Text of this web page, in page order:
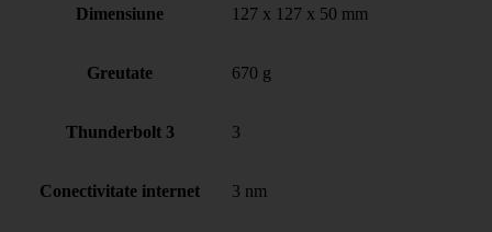
Dimensiune 127 x 127 x 50 mm
Greutate 670 g
Thunderbolt 3 3
Conectivitate internet 3 nm